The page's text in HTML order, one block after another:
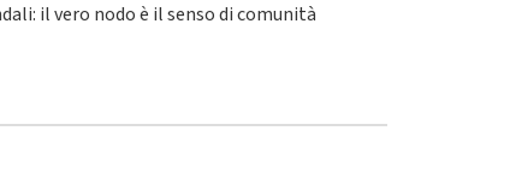
il vero nodo è il senso di comunità